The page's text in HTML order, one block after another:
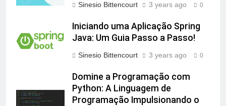
Sinesio Bittencourt 3 years ago 0
Iniciando uma Aplicação Spring
Java: Um Guia Passo a Passo!
Sinesio Bittencourt 3 years ago 0
Domine a Programação com
Python: A Linguagem de
Programação Impulsionando o